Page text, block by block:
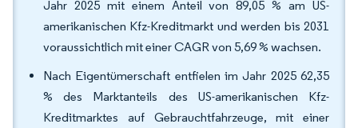
Jahr 2025 mit einem Anteil von 89,05 % am US-
amerikanischen Kfz-Kreditmarkt und werden bis 2031
voraussichtlich mit einer CAGR von 5,69 % wachsen.
Nach Eigentümerschaft entfielen im Jahr 2025 62,35
% des Marktanteils des US-amerikanischen Kfz-
Kreditmarktes auf Gebrauchtfahrzeuge, mit einer